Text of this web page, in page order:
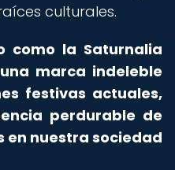
culturales.
como la Saturnalia
marca indeleble
festivas actuales,
perdurable de
en nuestra sociedad